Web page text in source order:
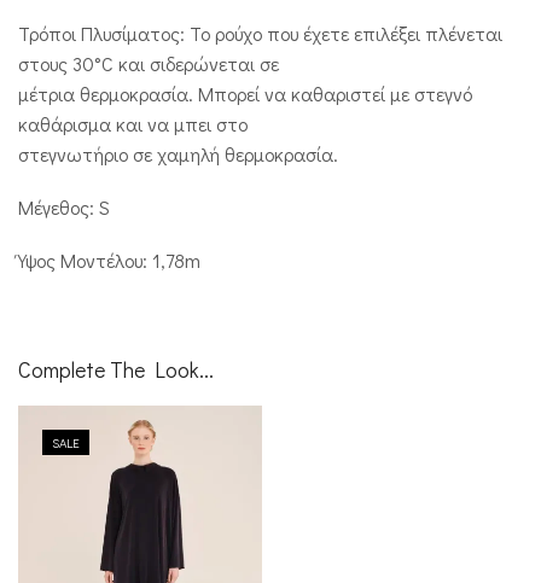
Τρόποι Πλυσίματος: Το ρούχο που έχετε επιλέξει πλένεται
στους 30°C και σιδερώνεται σε
μέτρια θερμοκρασία. Μπορεί να καθαριστεί με στεγνό
καθάρισμα και να μπει στο
στεγνωτήριο σε χαμηλή θερμοκρασία.
Μέγεθος: S
Ύψος Μοντέλου: 1,78m
Complete The Look...
SALE